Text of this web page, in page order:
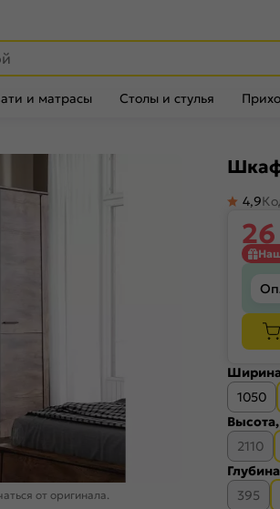
и матрасы Столы и стулья
от оригинала.
Шкаф
4,9
1050
2110
395